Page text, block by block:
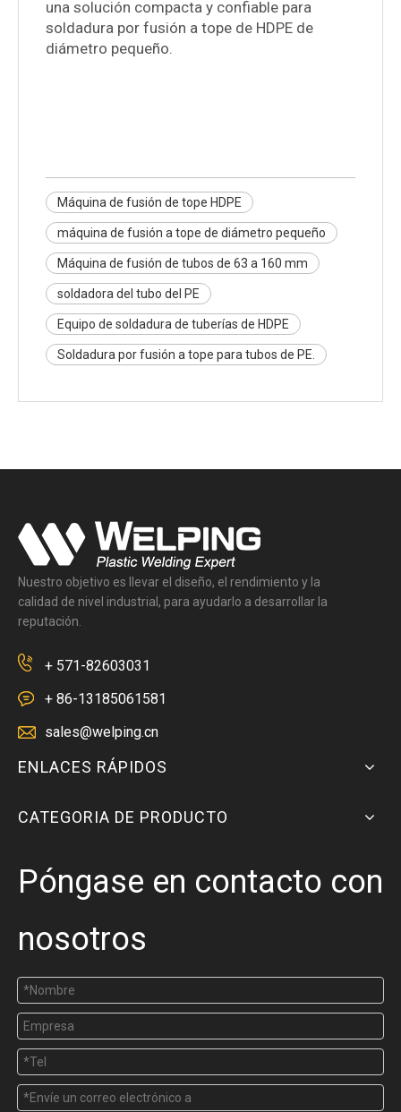
una solución compacta y confiable para
soldadura por fusión a tope de HDPE de
diámetro pequeño.
Máquina de fusión de tope HDPE
máquina de fusión a tope de diámetro pequeño
Máquina de fusión de tubos de 63 a 160 mm
soldadora del tubo del PE
Equipo de soldadura de tuberías de HDPE
Soldadura por fusión a tope para tubos de PE.
Nuestro objetivo es llevar el diseño, el rendimiento y la
calidad de nivel industrial, para ayudarlo a desarrollar la
reputación.
+ 571-82603031
+ 86-13185061581
sales@welping.cn
ENLACES RÁPIDOS
CATEGORIA DE PRODUCTO
Póngase en contacto con
nosotros